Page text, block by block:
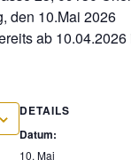
den 10.Mai 2026
ab
DETAILS
Datum:
10. Mai